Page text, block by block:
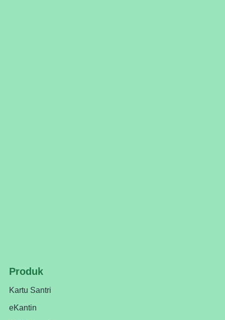
Produk
Kartu Santri
eKantin